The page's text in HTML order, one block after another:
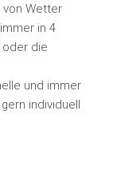
von Wetter
in 4
die
und immer
individuell